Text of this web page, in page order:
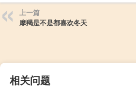
上一篇
摩羯是不是都喜欢冬天
相关问题